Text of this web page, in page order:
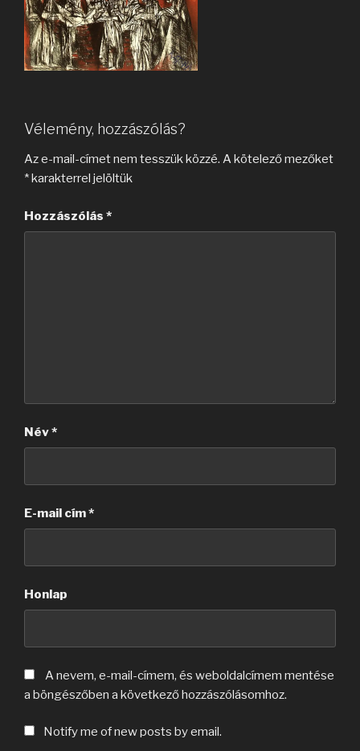
Vélemény, hozzászólás?
Az e-mail-címet nem tesszük közzé. A kötelező mezőket
*karakterrel jelöltük
Hozzászólás *
Név*
E-mail cím*
Honlap
A nevem, e-mail-címem, és weboldalcímem mentése
a böngészőben a következő hozzászólásomhoz.
Notify me of new posts by email.